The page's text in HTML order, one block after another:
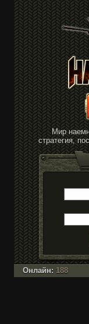
Мир
стратегия,
Онлайн: 188